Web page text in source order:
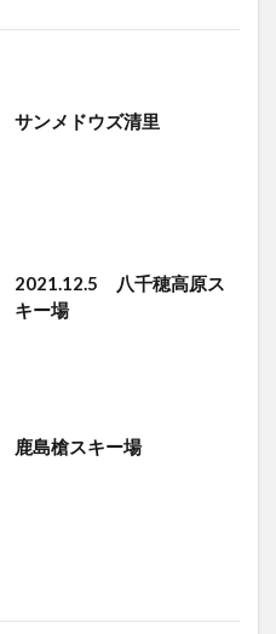
サンメドウズ清里
2021.12.5 八千穂高原ス
キー場
鹿島槍スキー場